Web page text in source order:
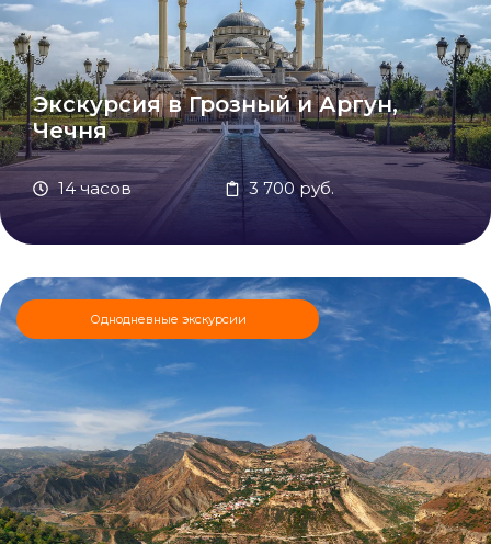
Экскурсия в Грозный и Аргун,
Чечня
14 часов 3 700 руб.
Однодневные экскурсии